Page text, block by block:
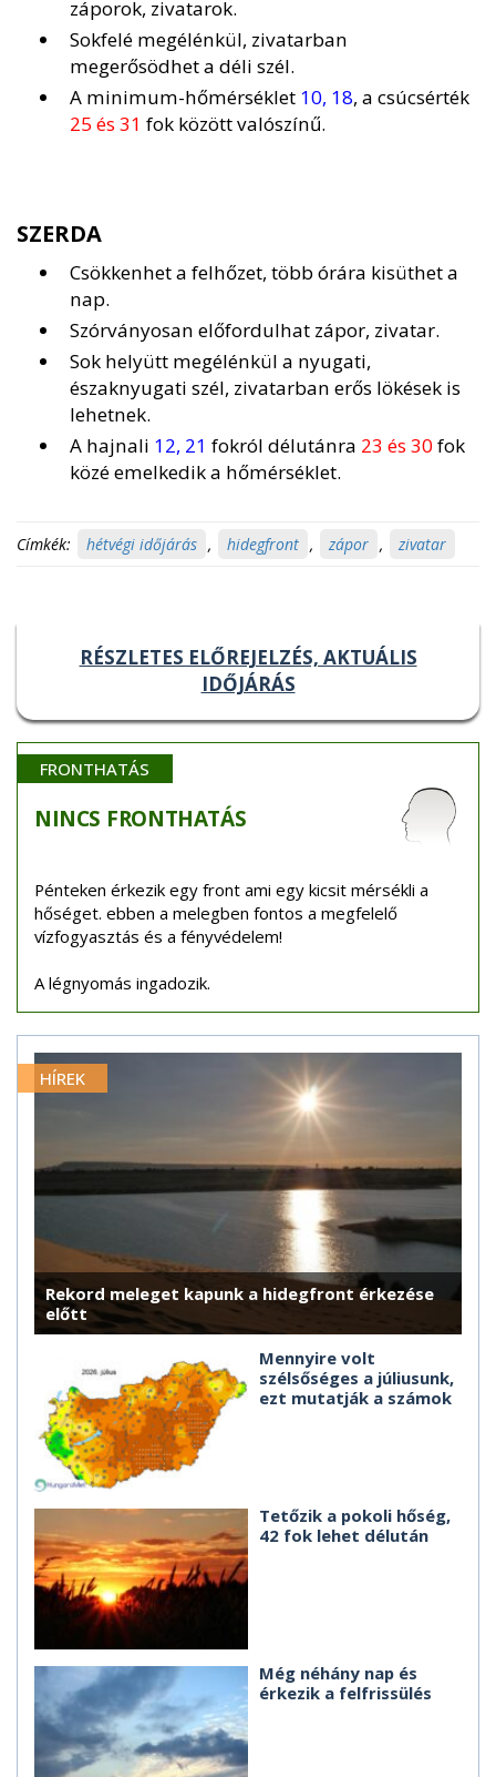
záporok, zivatarok.
Sokfelé megélénkül, zivatarban
megerősödhet a déli szél.
A minimum-hőmérséklet 10, 18, a csúcsérték
25 és 31 fok között valószínű.
SZERDA
Csökkenhet a felhőzet, több órára kisüthet a
nap.
Szórványosan előfordulhat zápor, zivatar.
Sok helyütt megélénkül a nyugati,
északnyugati szél, zivatarban erős lökések is
lehetnek.
A hajnali 12, 21 fokról délutánra 23 és 30fok
közé emelkedik a hőmérséklet.
Címkék: hétvégi időjárás , hidegfront , zápor , zivatar
RÉSZLETES ELŐREJELZÉS, AKTUÁLIS
IDŐJÁRÁS
FRONTHATÁS
NINCS FRONTHATÁS
Pénteken érkezik egy front ami egy kicsit mérsékli a
hőséget. ebben a melegben fontos a megfelelő
vízfogyasztás és a fényvédelem!
A légnyomás ingadozik.
HÍREK
Rekord meleget kapunk a hidegfront érkezése
előtt
Mennyire volt
szélsőséges a júliusunk,
ezt mutatják a számok
Tetőzik a pokoli hőség,
42 fok lehet délután
Még néhány nap és
érkezik a felfrissülés